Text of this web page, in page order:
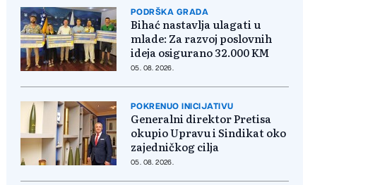
PODRŠKA GRADA
Bihać nastavlja ulagati u
mlade: Za razvoj poslovnih
ideja osigurano 32.000 KM
05. 08. 2026.
POKRENUO INICIJATIVU
Generalni direktor Pretisa
okupio Upravu i Sindikat oko
zajedničkog cilja
05. 08. 2026.